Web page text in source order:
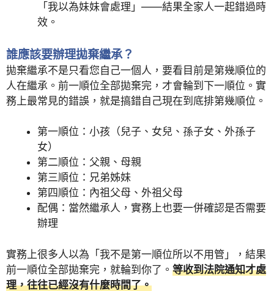
「我以為妹妹會處理」——結果全家人一起錯過時
效。
誰應該要辦理拋棄繼承？
拋棄繼承不是只看您自己一個人，要看目前是第幾順位的
人在繼承。前一順位全部拋棄完，才會輪到下一順位。實
務上最常見的錯誤，就是搞錯自己現在到底排第幾順位。
第一順位：小孩（兒子、女兒、孫子女、外孫子
女）
第二順位：父親、母親
第三順位：兄弟姊妹
第四順位：內祖父母、外祖父母
配偶：當然繼承人，實務上也要一併確認是否需要
辦理
實務上很多人以為「我不是第一順位所以不用管」，結果
前一順位全部拋棄完，就輪到你了。 等收到法院通知才處
理，往往已經沒有什麼時間了。